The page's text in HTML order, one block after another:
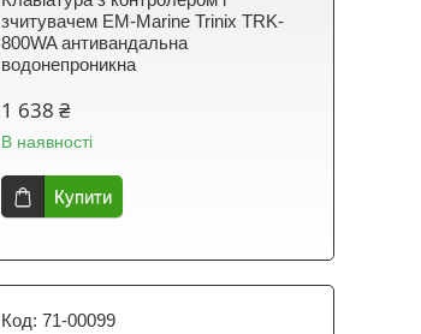
зчитувачем EM-Marine Trinix TRK-
800WA антивандальна
водонепроникна
1 638 ₴
В наявності
Купити
71-00099